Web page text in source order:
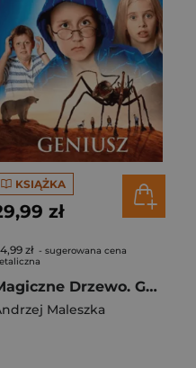
KSIĄŻKA
zł
zł - sugerowana cena
Magiczne Drzewo. Geniusz - książka z autografem
Maleszka